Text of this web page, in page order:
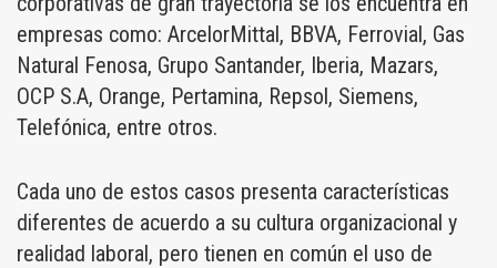
empresas como: ArcelorMittal, BBVA, Ferrovial, Gas
Natural Fenosa, Grupo Santander, Iberia, Mazars,
OCP S.A, Orange, Pertamina, Repsol, Siemens,
Telefónica, entre otros.
Cada uno de estos casos presenta características
diferentes de acuerdo a su cultura organizacional y
realidad laboral, pero tienen en común el uso de